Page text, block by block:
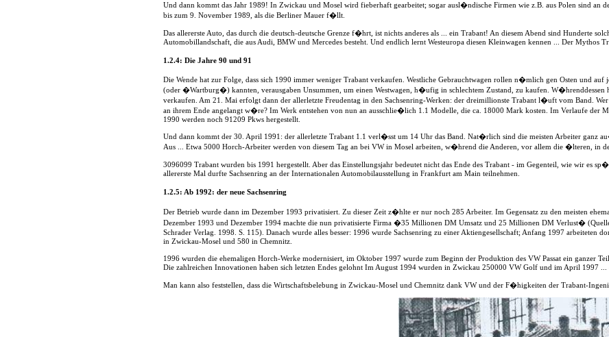
Und dann kommt das Jahr 1989! In Zwickau und Mosel wird fieberhaft gearbeitet; sogar ausl�ndische Firmen wie z.B. aus Polen sind an
bis zum 9. November 1989, als die Berliner Mauer f�llt.
Das allererste Auto, das durch die deutsch-deutsche Grenze f�hrt, ist nichts anderes als ... ein Trabant! An diesem Abend sind Hunderte
Automobillandschaft, die aus Audi, BMW und Mercedes besteht. Und endlich lernt Westeuropa diesen Kleinwagen kennen ... Der Mythos
1.2.4: Die Jahre 90 und 91
Die Wende hat zur Folge, dass sich 1990 immer weniger Trabant verkaufen. Westliche Gebrauchtwagen rollen n�mlich gen Osten und
(oder �Wartburg�) kannten, verausgaben Unsummen, um einen Westwagen, h�ufig in schlechtem Zustand, zu kaufen.
verkaufen. Am 21. Mai erfolgt dann der allerletzte Freudentag in den Sachsenring-Werken: der dreimillionste Trabant l�uft vom Band.
an ihrem Ende angelangt w�re? Im Werk entstehen von nun an ausschlie�lich 1.1 Modelle, die ca. 18000 Mark kosten. Im Verlaufe der
1990 werden noch 91209 Pkws hergestellt.
Und dann kommt der 30. April 1991: der allerletzte Trabant 1.1 verl�sst um 14 Uhr das Band. Nat�rlich sind die meisten Arbeiter ganz
Aus ... Etwa 5000 Horch-Arbeiter werden von diesem Tag an bei VW in Mosel arbeiten, w�hrend die Anderen, vor allem die �lteren, in
3096099 Trabant wurden bis 1991 hergestellt. Aber das Einstellungsjahr bedeutet nicht das Ende des Trabant - im Gegenteil, wie wir
allererste Mal durfte Sachsenring an der Internationalen Automobilausstellung in Frankfurt am Main teilnehmen.
1.2.5: Ab 1992: der neue Sachsenring
Der Betrieb wurde dann im Dezember 1993 privatisiert. Zu dieser Zeit z�hlte er nur noch 285 Arbeiter. Im Gegensatz zu den meisten
Dezember 1993 und Dezember 1994 machte die nun privatisierte Firma �35 Millionen DM Umsatz und 25 Millionen DM Verlust�
Schrader Verlag. 1998. S. 115). Danach wurde alles besser: 1996 wurde Sachsenring zu einer Aktiengesellschaft; Anfang 1997
in Zwickau-Mosel und 580 in Chemnitz.
1996 wurden die ehemaligen Horch-Werke modernisiert, im Oktober 1997 wurde zum Beginn der Produktion des VW Passat ein ganzer
Die zahlreichen Innovationen haben sich letzten Endes gelohnt Im August 1994 wurden in Zwickau 250000 VW Golf und im April 1997
Man kann also feststellen, dass die Wirtschaftsbelebung in Zwickau-Mosel und Chemnitz dank VW und der F�higkeiten der Trabant-